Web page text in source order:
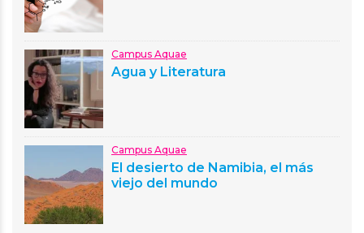
Campus Aquae
Agua y Literatura
Campus Aquae
El desierto de Namibia, el más
viejo del mundo